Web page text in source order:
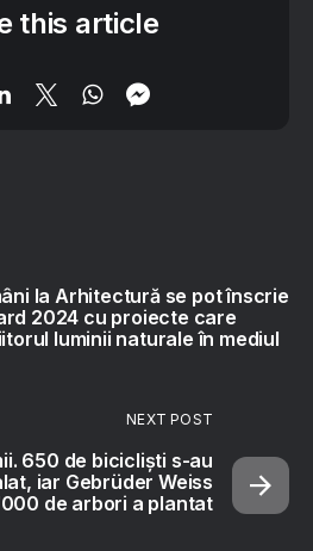
this article
la Arhitectură se pot înscrie
2024 cu proiecte care
luminii naturale în mediul
NEXT POST
650 de bicicliști s-au
iar Gebrüder Weiss
de arbori a plantat